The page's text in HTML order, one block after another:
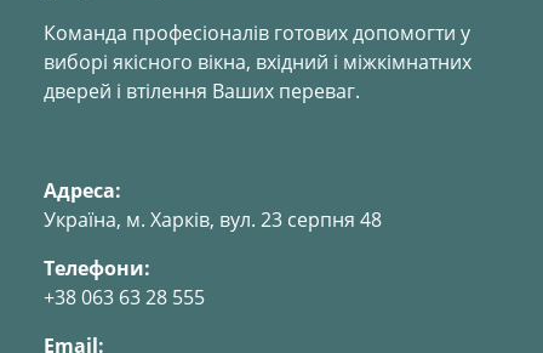
Команда професіоналів готових допомогти у
виборі якісного вікна, вхідний і міжкімнатних
дверей і втілення Ваших переваг.
Адреса:
Україна, м. Харкiв, вул. 23 серпня 48
Телефони:
+38 063 63 28 555
Email: